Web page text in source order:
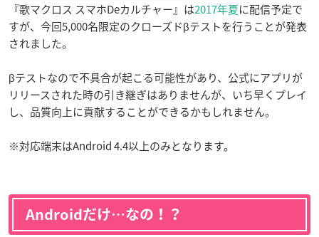
『歌マクロス スマホDeカルチャー』は2017年夏に配信予定で
すが、今回5,000名限定のクローズドβテストを行うことが発表
されました。
βテストなので不具合が起こる可能性があり、公式にアプリが
リリースされた時の引き継ぎはありませんが、いち早くプレイ
し、品質向上に貢献することができるかもしれません。
※対応端末はAndroid 4.4以上のみとなります。
Androidだけ…なの！？